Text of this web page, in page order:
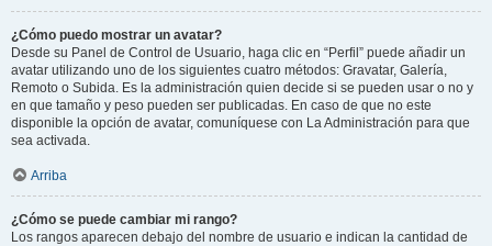
¿Cómo puedo mostrar un avatar?
Desde su Panel de Control de Usuario, haga clic en “Perfil” puede añadir un
avatar utilizando uno de los siguientes cuatro métodos: Gravatar, Galería,
Remoto o Subida. Es la administración quien decide si se pueden usar o no y
en que tamaño y peso pueden ser publicadas. En caso de que no este
disponible la opción de avatar, comuníquese con La Administración para que
sea activada.
Arriba
¿Cómo se puede cambiar mi rango?
Los rangos aparecen debajo del nombre de usuario e indican la cantidad de